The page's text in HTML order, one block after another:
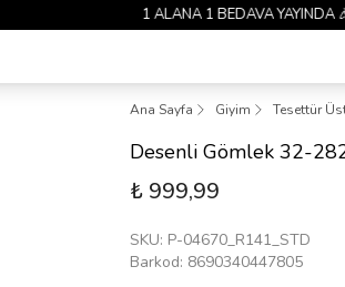
1 ALANA 1 BEDAVA YAYINDA 🎉
Ana Sayfa Giyim Tesettür
Desenli Gömlek 32-
₺ 999,99
SKU: P-04670_R141_STD
Barkod: 8690340447805